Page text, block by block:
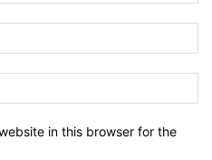
in this browser for the